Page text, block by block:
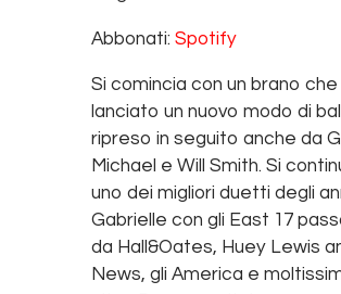
RSS FEED
Abbonati: Spotify
Si comincia con un brano che
lanciato un nuovo modo di
ripreso in seguito anche da
Michael e Will Smith. Si
uno dei migliori duetti degli
Gabrielle con gli East 17
da Hall&Oates, Huey Lewis
News, gli America e